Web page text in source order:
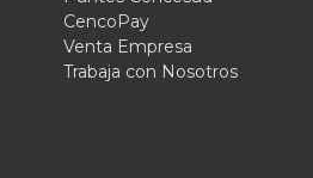
CencoPay
Venta Empresa
Trabaja con Nosotros